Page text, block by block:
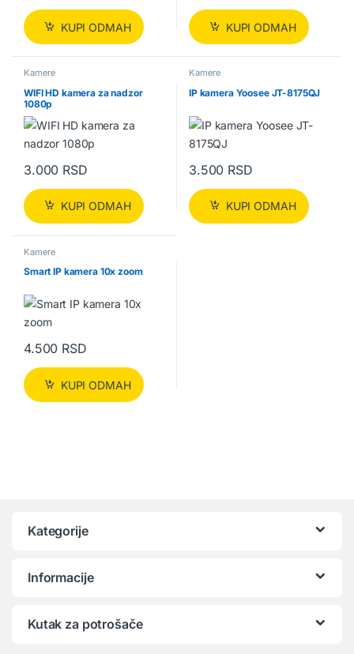
KUPI ODMAH KUPI ODMAH
Kamere
WIFI HD kamera za nadzor
1080p
3.000 RSD
KUPI ODMAH
Kamere
IP kamera Yoosee JT-8175QJ
3.500 RSD
KUPI ODMAH
Kamere
Smart IP kamera 10x zoom
4.500 RSD
KUPI ODMAH
Kategorije
Informacije
Kutak za potrošače